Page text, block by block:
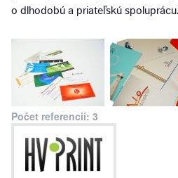
o dlhodobú a priateľskú spoluprácu.
Počet referencií: 3